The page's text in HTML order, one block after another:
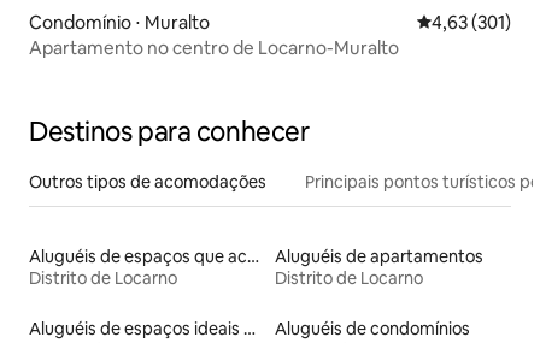
Condomínio ⋅ Muralto 4,63 de uma
4,63 (301)
Apartamento no centro de Locarno-Muralto
Destinos para conhecer
Outros tipos de acomodações Principais pontos turísticos
Aluguéis de espaços que aceitam animais de estimação
Distrito de Locarno
Aluguéis de apartamentos
Distrito de Locarno
Aluguéis de espaços ideais para famílias
Aluguéis de condomínios